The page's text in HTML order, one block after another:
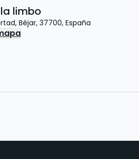
limbo
, Béjar, 37700, España